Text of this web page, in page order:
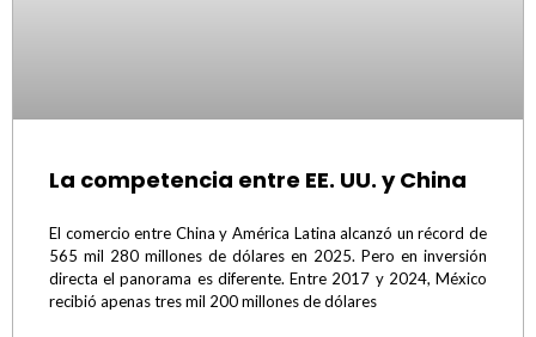
La competencia entre EE. UU. y China
El comercio entre China y América Latina alcanzó un récord de
565 mil 280 millones de dólares en 2025. Pero en inversión
directa el panorama es diferente. Entre 2017 y 2024, México
recibió apenas tres mil 200 millones de dólares